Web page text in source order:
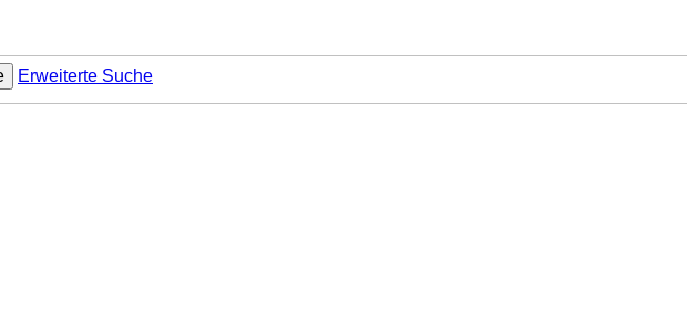
Erweiterte Suche